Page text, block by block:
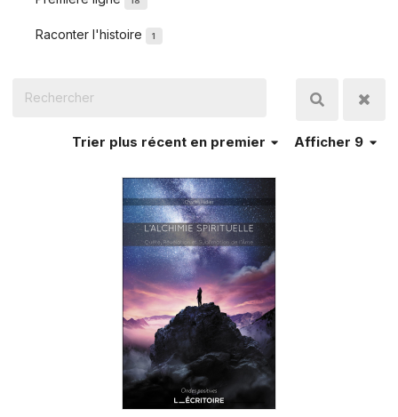
Raconter l'histoire 1
Afficher 9
Trier plus récent en premier